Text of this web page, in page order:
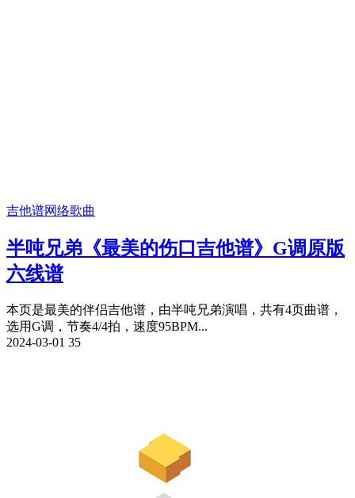
吉他谱网络歌曲
半吨兄弟《最美的伤口吉他谱》G调原版
六线谱
本页是最美的伴侣吉他谱，由半吨兄弟演唱，共有4页曲谱，
选用G调，节奏4/4拍，速度95BPM...
2024-03-01 35